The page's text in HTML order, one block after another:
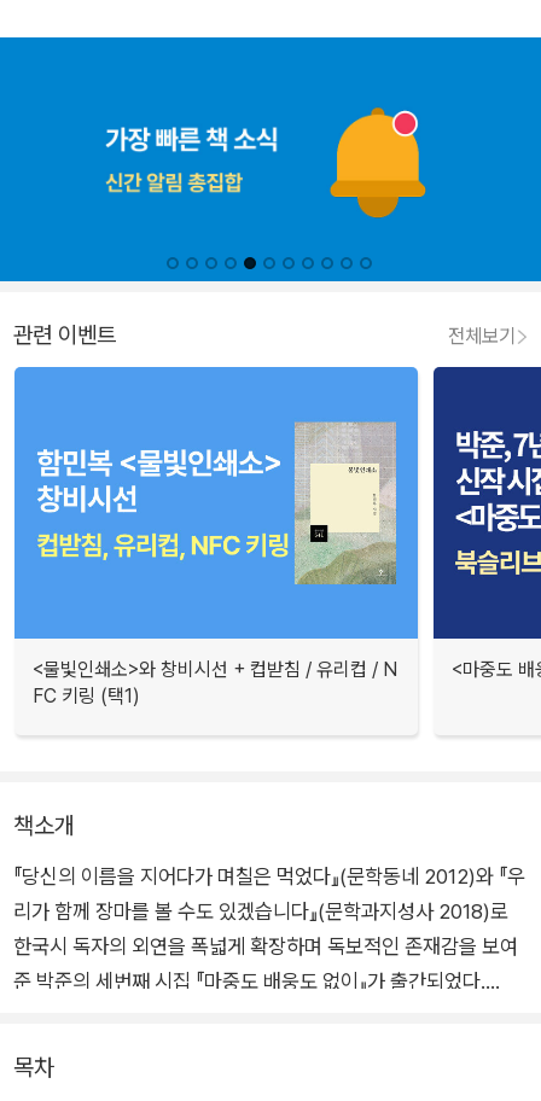
관련 이벤트 전체보기
<물빛인쇄소>와 창비시선 + 컵받침 / 유리컵 / N
FC 키링 (택1)
<마중도 배
책소개
『당신의 이름을 지어다가 며칠은 먹었다』(문학동네 2012)와 『우
리가 함께 장마를 볼 수도 있겠습니다』(문학과지성사 2018)로
한국시 독자의 외연을 폭넓게 확장하며 독보적인 존재감을 보여
준 박준의 세번째 시집 『마중도 배웅도 없이』가 출간되었다.
시인은 일상의 소박한 순간을 투명한 언어로 포착하는 특유의 서
정성으로 신동엽문학상, 박재삼문학상, 편운문학상, 오늘의 젊은
목차